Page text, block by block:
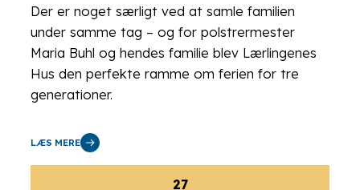
Der er noget særligt ved at samle familien
under samme tag – og for polstrermester
Maria Buhl og hendes familie blev Lærlingenes
Hus den perfekte ramme om ferien for tre
generationer.
LÆS MERE
27